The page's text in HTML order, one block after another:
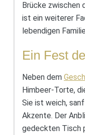
Brücke zwischen
ist ein weiterer
lebendigen
Ein Fest
Neben dem
Himbeer-Torte,
Sie ist weich,
Akzente. Der
gedeckten Tisch